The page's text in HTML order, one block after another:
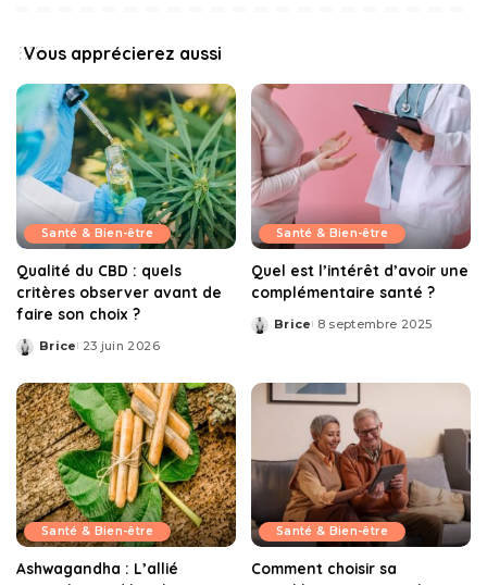
Vous apprécierez aussi
Santé & Bien-être
Qualité du CBD : quels
critères observer avant de
faire son choix ?
Posted
Brice 23 juin 2026
Santé & Bien-être
Quel est l’intérêt d’avoir une
complémentaire santé ?
Posted
Brice 8 septembre 2025
Santé & Bien-être
Ashwagandha : L’allié
Santé & Bien-être
Comment choisir sa